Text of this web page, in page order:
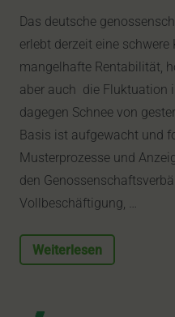
Das deutsche
erlebt derzeit eine
mangelhafte Rentabilität,
aber auch die Fluktuation
dagegen Schnee von
Basis ist aufgewacht und
Musterprozesse und
den
Vollbeschäftigung, …
Weiterlesen